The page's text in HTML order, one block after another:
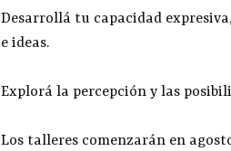
Desarrollá tu capacidad
e ideas.
Explorá la percepción y las
Los talleres comenzarán en